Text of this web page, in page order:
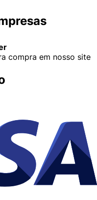
compra em nosso site